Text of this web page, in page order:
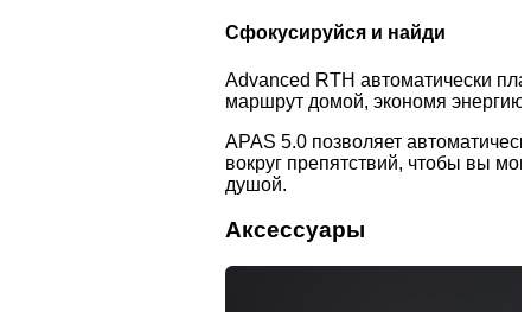
Сфокусируйся и найди
Advanced RTH автоматически
маршрут домой, экономя
APAS 5.0 позволяет
вокруг препятствий, чтобы вы
душой.
Аксессуары